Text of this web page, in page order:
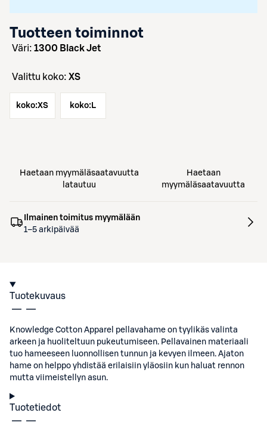
Tuotteen toiminnot
väri: 1300 Black Jet
Valittu koko: XS
koko:XS koko: L
Haetaan myymäläsaatavuutta
latautuu
Haetaan
myymäläsaatavuutta
Ilmainen toimitus myymälään
1–5 arkipäivää
Tuotekuvaus
Knowledge Cotton Apparel pellavahame on tyylikäs valinta
arkeen ja huoliteltuun pukeutumiseen. Pellavainen materiaali
tuo hameeseen luonnollisen tunnun ja kevyen ilmeen. Ajaton
hame on helppo yhdistää erilaisiin yläosiin kun haluat rennon
mutta viimeistellyn asun.
Tuotetiedot